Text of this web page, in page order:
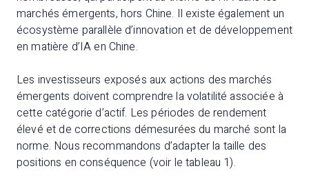
marchés émergents, hors Chine. Il existe également un
écosystème parallèle d’innovation et de développement
en matière d’IA en Chine.
Les investisseurs exposés aux actions des marchés
émergents doivent comprendre la volatilité associée à
cette catégorie d’actif. Les périodes de rendement
élevé et de corrections démesurées du marché sont la
norme. Nous recommandons d’adapter la taille des
positions en conséquence (voir le tableau 1).